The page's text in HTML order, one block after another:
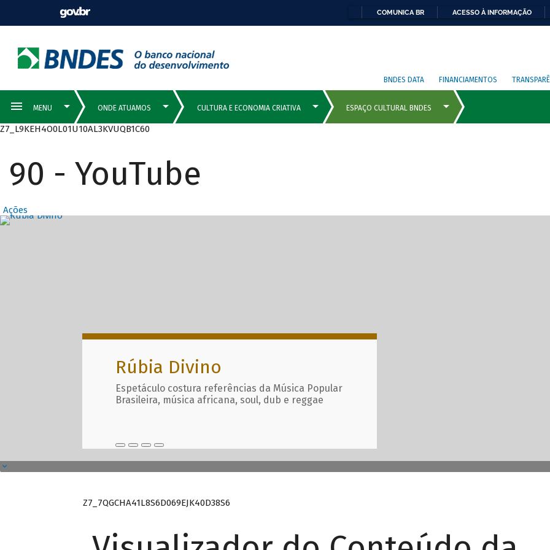
COMUNICA BR ACESSO À INFORMAÇÃO
BNDES DATA FINANCIAMENTOS
Z7_L9KEH4O0L01U10AL3KVUQB1C60
90 - YouTube
Ações
Destaques Principais com
Rúbia Divino
Espetáculo costura referências da Música Popular
Brasileira, música africana, soul, dub e reggae
Z7_7QGCHA41L8S6D069EJK40D38S6